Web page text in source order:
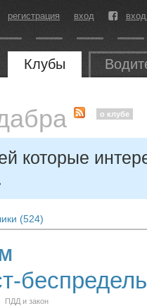
регистрация вход
Клубы
о клубе
которые
(524)
ПДД и закон